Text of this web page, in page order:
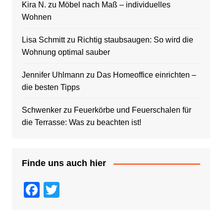
Kira N. zu Möbel nach Maß – individuelles
Wohnen
Lisa Schmittzu Richtig staubsaugen: So wird die
Wohnung optimal sauber
Jennifer Uhlmann zu Das Homeoffice einrichten –
die besten Tipps
Schwenkerzu Feuerkörbe und Feuerschalen für
die Terrasse: Was zu beachten ist!
Finde uns auch hier
F